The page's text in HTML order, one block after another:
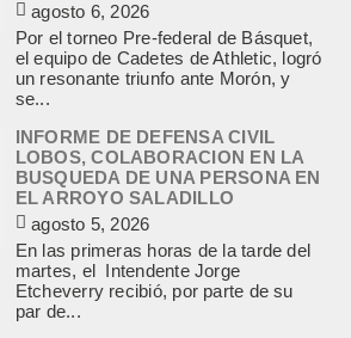
agosto 6, 2026
Por el torneo Pre-federal de Básquet,
el equipo de Cadetes de Athletic, logró
un resonante triunfo ante Morón, y
se...
INFORME DE DEFENSA CIVIL
LOBOS, COLABORACION EN LA
BUSQUEDA DE UNA PERSONA EN
EL ARROYO SALADILLO
agosto 5, 2026
En las primeras horas de la tarde del
martes, el Intendente Jorge
Etcheverry recibió, por parte de su
par de...